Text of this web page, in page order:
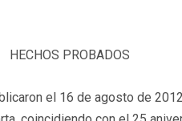
HECHOS PROBADOS
el 16 de agosto de